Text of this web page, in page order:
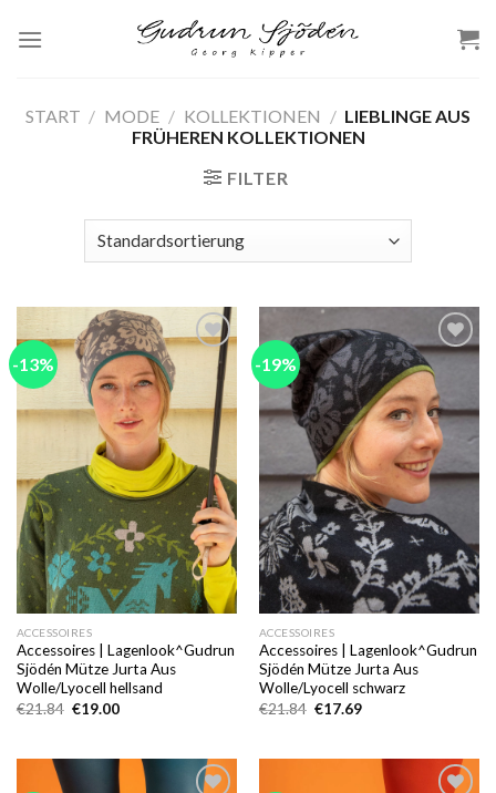
START / MODE / KOLLEKTIONEN / LIEBLINGE AUS
FRÜHEREN KOLLEKTIONEN
FILTER
-13%
Add to
wishlist
ACCESSOIRES
Accessoires | Lagenlook^Gudrun
Sjödén Mütze Jurta Aus
Wolle/Lyocell hellsand
€21.84 Ursprünglicher
€19.00Aktueller
-19%
Add to
wishlist
ACCESSOIRES
Accessoires | Lagenlook^Gudrun
Sjödén Mütze Jurta Aus
Wolle/Lyocell schwarz
€21.84 Ursprünglicher
€17.69Aktueller